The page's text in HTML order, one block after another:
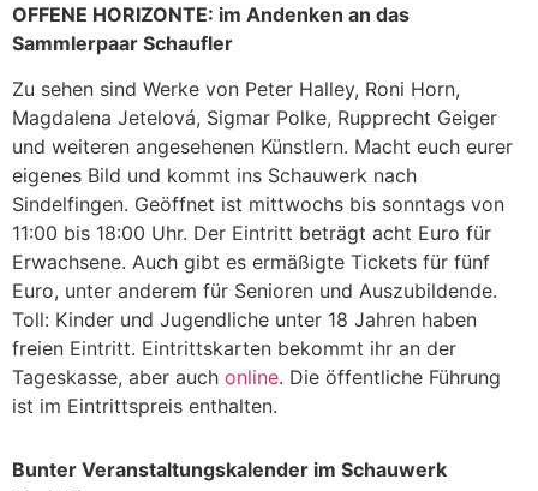
OFFENE HORIZONTE: im Andenken an das
Sammlerpaar Schaufler
Zu sehen sind Werke von Peter Halley, Roni Horn,
Magdalena Jetelová, Sigmar Polke, Rupprecht Geiger
und weiteren angesehenen Künstlern. Macht euch eurer
eigenes Bild und kommt ins Schauwerk nach
Sindelfingen. Geöffnet ist mittwochs bis sonntags von
11:00 bis 18:00 Uhr. Der Eintritt beträgt acht Euro für
Erwachsene. Auch gibt es ermäßigte Tickets für fünf
Euro, unter anderem für Senioren und Auszubildende.
Toll: Kinder und Jugendliche unter 18 Jahren haben
freien Eintritt. Eintrittskarten bekommt ihr an der
Tageskasse, aber auch online. Die öffentliche Führung
ist im Eintrittspreis enthalten.
Bunter Veranstaltungskalender im Schauwerk